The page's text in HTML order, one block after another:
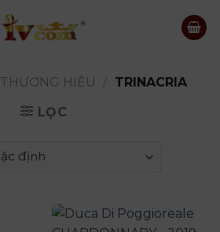
THƯƠNG HIỆU
TRINACRIA
LỌC